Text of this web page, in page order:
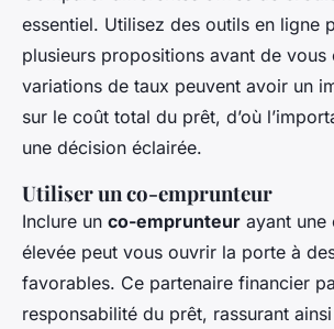
essentiel. Utilisez des outils en ligne
plusieurs propositions avant de vous
variations de taux peuvent avoir un
sur le coût total du prêt, d’où
une décision éclairée.
Utiliser un co-emprunteur
Inclure un co-emprunteur ayant
élevée peut vous ouvrir la porte à
favorables. Ce partenaire financier
responsabilité du prêt, rassurant